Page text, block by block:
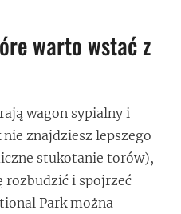
warto wstać z
wagon sypialny i
znajdziesz lepszego
stukotanie torów),
rozbudzić i spojrzeć
Park można